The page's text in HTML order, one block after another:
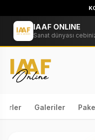
IAAF ONLINE
Sanat dünyası
Galeriler